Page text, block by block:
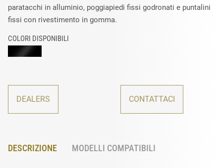
paratacchi in alluminio, poggiapiedi fissi godronati e puntalini
fissi con rivestimento in gomma.
COLORI DISPONIBILI
DEALERS CONTATTACI
DESCRIZIONE MODELLI COMPATIBILI